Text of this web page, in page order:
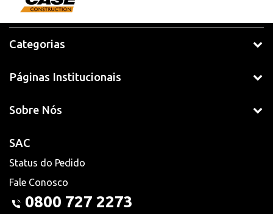
Categorias
Páginas Institucionais
Sobre Nós
SAC
Status do Pedido
Fale Conosco
0800 727 2273